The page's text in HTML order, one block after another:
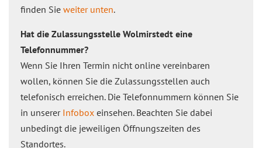
finden Sie weiter unten.
Hat die Zulassungsstelle Wolmirstedt eine
Telefonnummer?
Wenn Sie Ihren Termin nicht online vereinbaren
wollen, können Sie die Zulassungsstellen auch
telefonisch erreichen. Die Telefonnummern können Sie
in unserer Infobox einsehen. Beachten Sie dabei
unbedingt die jeweiligen Öffnungszeiten des
Standortes.